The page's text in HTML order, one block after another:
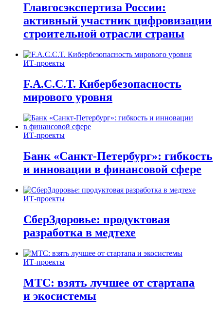
Главгосэкспертиза России:
активный участник цифровизации
строительной отрасли страны
ИТ-проекты
F.A.C.C.T. Кибербезопасность
мирового уровня
ИТ-проекты
Банк «Санкт-Петербург»: гибкость
и инновации в финансовой сфере
ИТ-проекты
СберЗдоровье: продуктовая
разработка в медтехе
ИТ-проекты
МТС: взять лучшее от стартапа
и экосистемы